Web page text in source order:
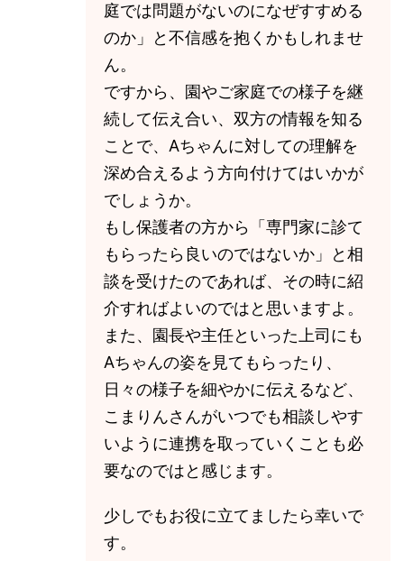
庭では問題がないのになぜすすめる
のか」と不信感を抱くかもしれませ
ん。
ですから、園やご家庭での様子を継
続して伝え合い、双方の情報を知る
ことで、Aちゃんに対しての理解を
深め合えるよう方向付けてはいかが
でしょうか。
もし保護者の方から「専門家に診て
もらったら良いのではないか」と相
談を受けたのであれば、その時に紹
介すればよいのではと思いますよ。
また、園長や主任といった上司にも
Aちゃんの姿を見てもらったり、
日々の様子を細やかに伝えるなど、
こまりんさんがいつでも相談しやす
いように連携を取っていくことも必
要なのではと感じます。
少しでもお役に立てましたら幸いで
す。